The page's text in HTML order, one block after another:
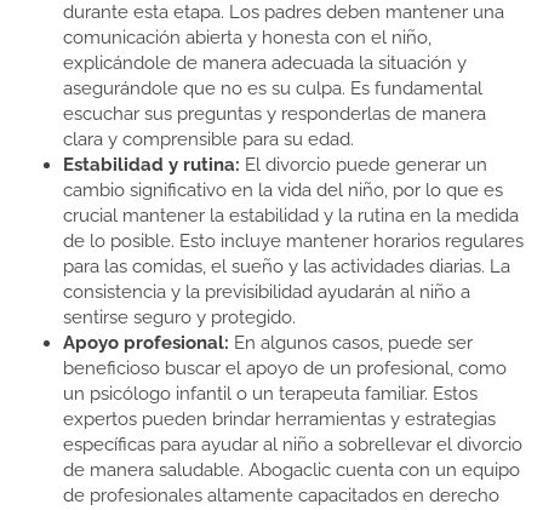
durante esta etapa. Los padres deben mantener una
comunicación abierta y honesta con el niño,
explicándole de manera adecuada la situación y
asegurándole que no es su culpa. Es fundamental
escuchar sus preguntas y responderlas de manera
clara y comprensible para su edad.
Estabilidad y rutina: El divorcio puede generar un
cambio significativo en la vida del niño, por lo que es
crucial mantener la estabilidad y la rutina en la medida
de lo posible. Esto incluye mantener horarios regulares
para las comidas, el sueño y las actividades diarias. La
consistencia y la previsibilidad ayudarán al niño a
sentirse seguro y protegido.
Apoyo profesional: En algunos casos, puede ser
beneficioso buscar el apoyo de un profesional, como
un psicólogo infantil o un terapeuta familiar. Estos
expertos pueden brindar herramientas y estrategias
específicas para ayudar al niño a sobrellevar el divorcio
de manera saludable. Abogaclic cuenta con un equipo
de profesionales altamente capacitados en derecho